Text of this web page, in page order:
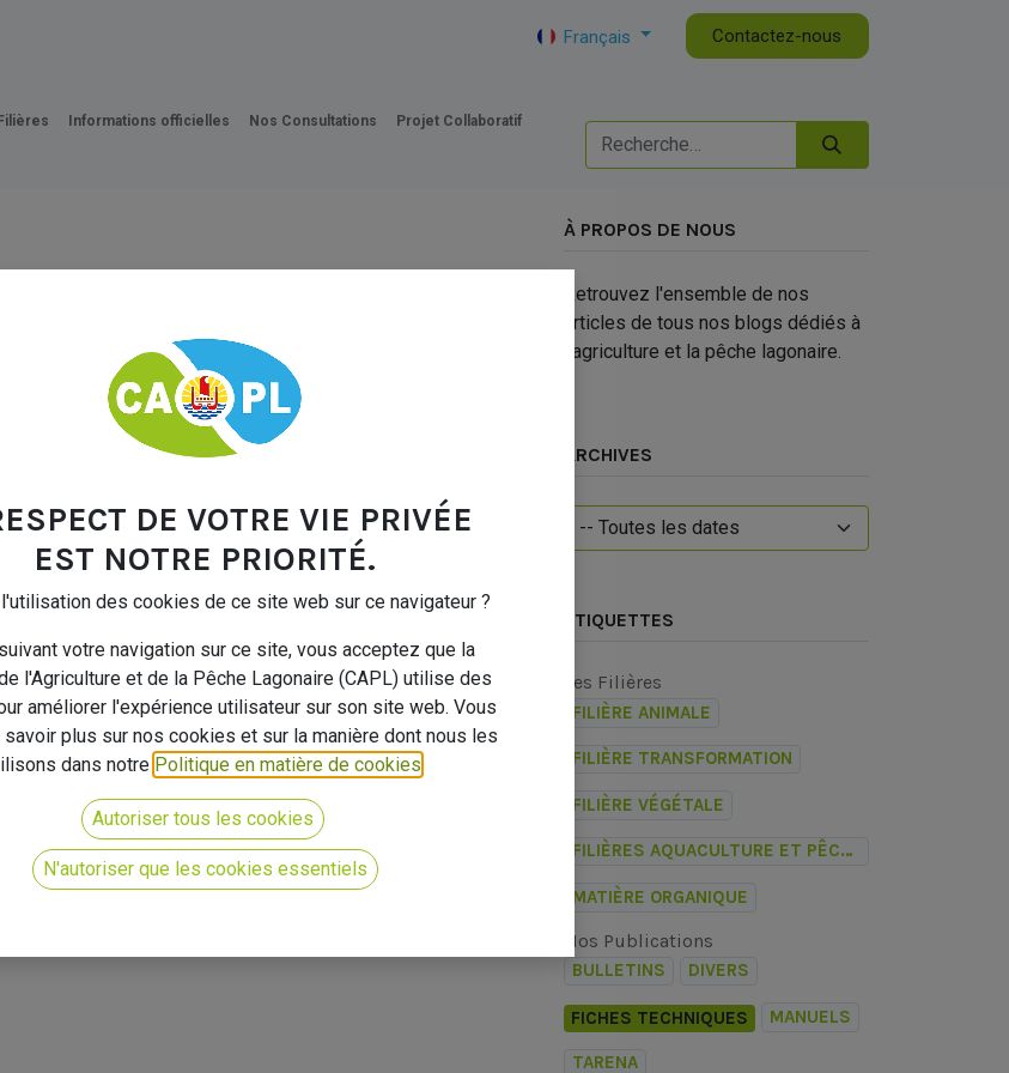
Actualités de la CAPL
Français Contactez-nous
Informations officielles Nos Consultations Projet Collaboratif
À PROPOS DE NOUS
Retrouvez l'ensemble de nos
articles de tous nos blogs dédiés à
l'agriculture et la pêche lagonaire.
ARCHIVES
ÉTIQUETTES
Les Filières
FILIÈRE ANIMALE
FILIÈRE TRANSFORMATION
FILIÈRE VÉGÉTALE
FILIÈRES AQUACULTURE ET PÊCHE LAGONAIRE
MATIÈRE ORGANIQUE
Nos Publications
BULLETINS DIVERS
FICHES TECHNIQUES MANUELS
TARENA
DE VOTRE VIE PRIVÉE
EST NOTRE PRIORITÉ.
des cookies de ce site web sur ce navigateur ?
votre navigation sur ce site, vous acceptez que la
l'Agriculture et de la Pêche Lagonaire (CAPL) utilise des
améliorer l'expérience utilisateur sur son site web. Vous
plus sur nos cookies et sur la manière dont nous les
dans notre Politique en matière de cookies
Autoriser tous les cookies
N'autoriser que les cookies essentiels